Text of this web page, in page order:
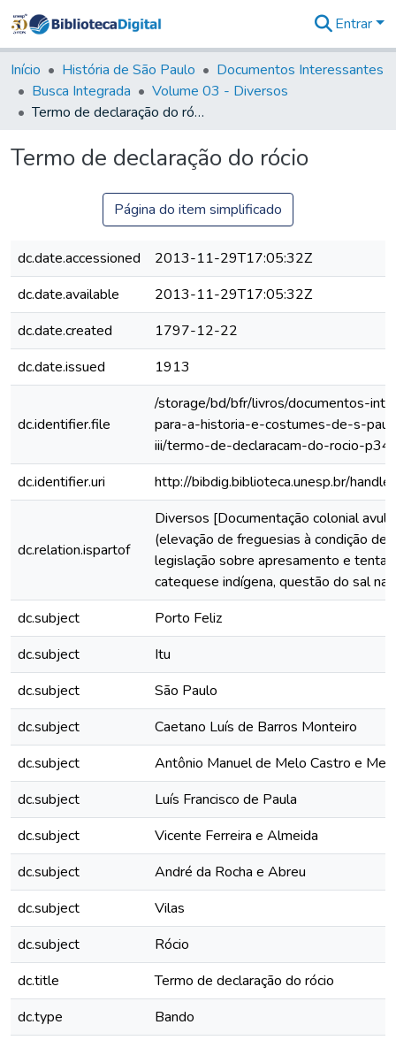
&
Coleções
Tudo na
Biblioteca
Estatísticas
Entrar
Início História de São Paulo
Documentos Interessantes
Busca Integrada
Volume 03 - Diversos
Termo de declaração do rócio
Termo de declaração do rócio
Página do item simplificado
dc.date.accessioned
2013-11-29T17:05:32Z
dc.date.available
2013-11-29T17:05:32Z
dc.date.created
1797-12-22
dc.date.issued
1913
dc.identifier.file
/storage/bd/bfr/livros/documentos-
para-a-historia-e-costumes-de-s-
iii/termo-de-declaracam-do-rocio-p34/
dc.identifier.uri
http://bibdig.biblioteca.unesp.br/
dc.relation.ispartof
Diversos [Documentação colonial
(elevação de freguesias à condição de
legislação sobre apresamento e
catequese indígena, questão do sal na
dc.subject
Porto Feliz
dc.subject
Itu
dc.subject
São Paulo
dc.subject
Caetano Luís de Barros Monteiro
dc.subject
Antônio Manuel de Melo Castro e
dc.subject
Luís Francisco de Paula
dc.subject
Vicente Ferreira e Almeida
dc.subject
André da Rocha e Abreu
dc.subject
Vilas
dc.subject
Rócio
dc.title
Termo de declaração do rócio
dc.type
Bando